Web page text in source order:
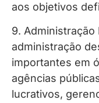
aos objetivos
9.
administração
importantes em
agências
lucrativos,